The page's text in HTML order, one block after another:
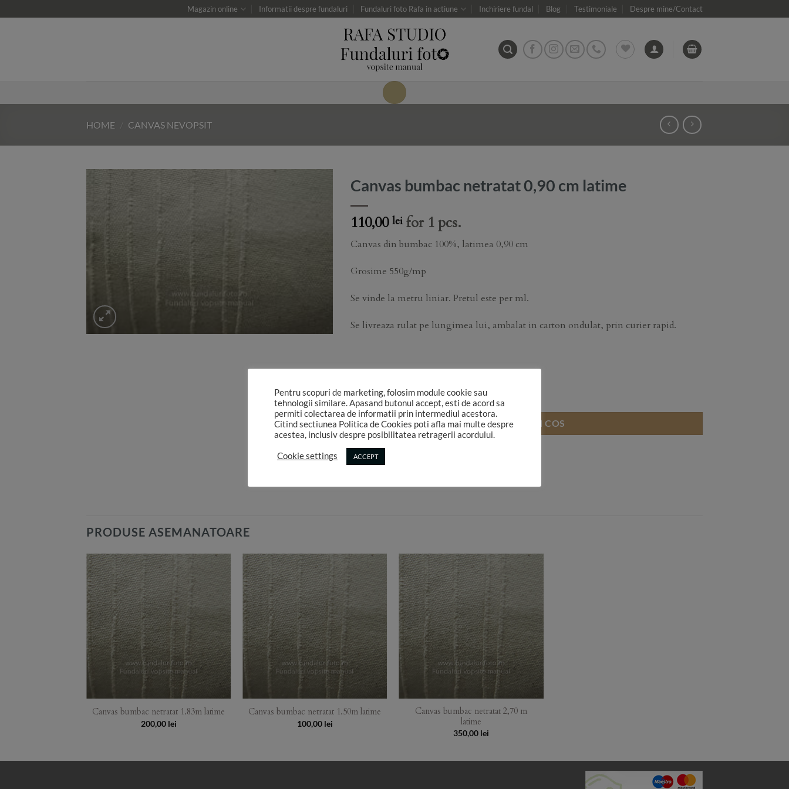
to
Magazin online Informatii despre fundaluri Fundaluri foto Rafa in actiune Inchiriere fundal Blog Testimoniale Despre mine/Contact
HOME CANVAS NEVOPSIT
Canvas bumbac netratat 0,90 cm latime
110,00 lei for 1 pcs.
Canvas din bumbac 100%, latimea 0,90 cm
Grosime 550g/mp
Se vinde la metru liniar. Pretul este per ml.
Se livreaza rulat pe lungimea lui, ambalat in carton ondulat, prin curier rapid.
Canvas bumbac netratat 0,90 cm latime quantity
ADAUGA IN COS
PRODUSE ASEMANATOARE
Add to
Canvas bumbac netratat 1.83m latime
200,00 lei
Add to
Canvas bumbac netratat 1.50m latime
100,00 lei
Add to
Canvas bumbac netratat 2,70 m
latime
350,00 lei
Pentru scopuri de marketing, folosim module cookie sau
tehnologii similare. Apasand butonul accept, esti de acord sa
permiti colectarea de informatii prin intermediul acestora.
Citind sectiunea Politica de Cookies poti afla mai multe despre
acestea, inclusiv despre posibilitatea retragerii acordului.
Cookie settings ACCEPT